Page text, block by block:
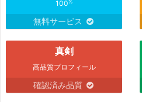
100
無料サービス
真剣
高品質プロフィール
確認済み品質